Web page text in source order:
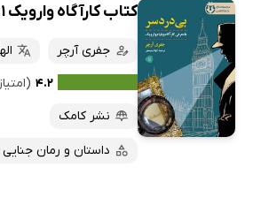
کتاب کارآگاه وارویک 1: بی‌دردسر
جفری آرچر
۴.۲ (امتیاز ۹ نفر)
نشر کامک
داستان و رمان